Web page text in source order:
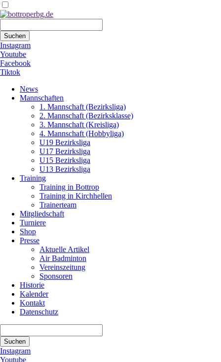
Suchen
Instagram
Youtube
Facebook
Tiktok
überspringen
News
Mannschaften
1. Mannschaft (Bezirksliga)
2. Mannschaft (Bezirksklasse)
3. Mannschaft (Kreisliga)
4. Mannschaft (Hobbyliga)
U19 Bezirksliga
U17 Bezirksliga
U15 Bezirksliga
U13 Bezirksliga
Training
Training in Bottrop
Training in Kirchhellen
Trainerteam
Mitgliedschaft
Turniere
Shop
Presse
Aktuelle Artikel
Air Badminton
Vereinszeitung
Sponsoren
Historie
Kalender
Kontakt
Datenschutz
Suchen
Instagram
Youtube